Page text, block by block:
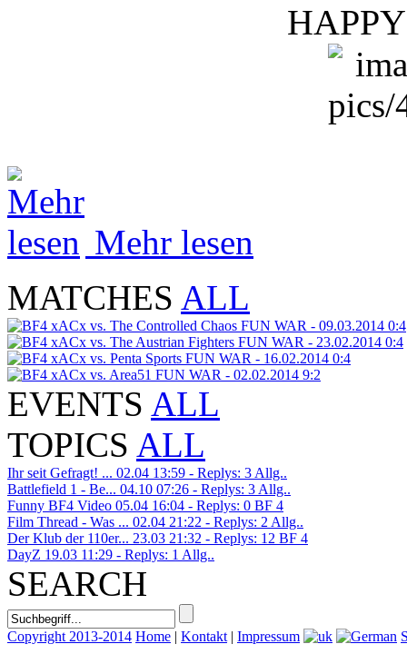
Mehr lesen
MATCHES ALL
xACx vs. The Controlled Chaos FUN WAR - 09.03.2014 0:4
xACx vs. The Austrian Fighters FUN WAR - 23.02.2014 0:4
xACx vs. Penta Sports FUN WAR - 16.02.2014 0:4
xACx vs. Area51 FUN WAR - 02.02.2014 9:2
EVENTS ALL
TOPICS ALL
Ihr seit Gefragt! ... 02.04 13:59 - Replys: 3 Allg..
Battlefield 1 - Be... 04.10 07:26 - Replys: 3 Allg..
Funny BF4 Video 05.04 16:04 - Replys: 0 BF 4
Film Thread - Was ... 02.04 21:22 - Replys: 2 Allg..
Der Klub der 110er... 23.03 21:32 - Replys: 12 BF 4
DayZ 19.03 11:29 - Replys: 1 Allg..
SEARCH
Copyright 2013-2014 Home | Kontakt | Impressum